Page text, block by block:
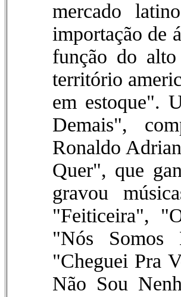
mercado
importação de
função do
território
em estoque".
Demais",
Ronaldo
Quer", que
gravou
"Feiticeira",
"Nós Somos
"Cheguei Pra
Não Sou